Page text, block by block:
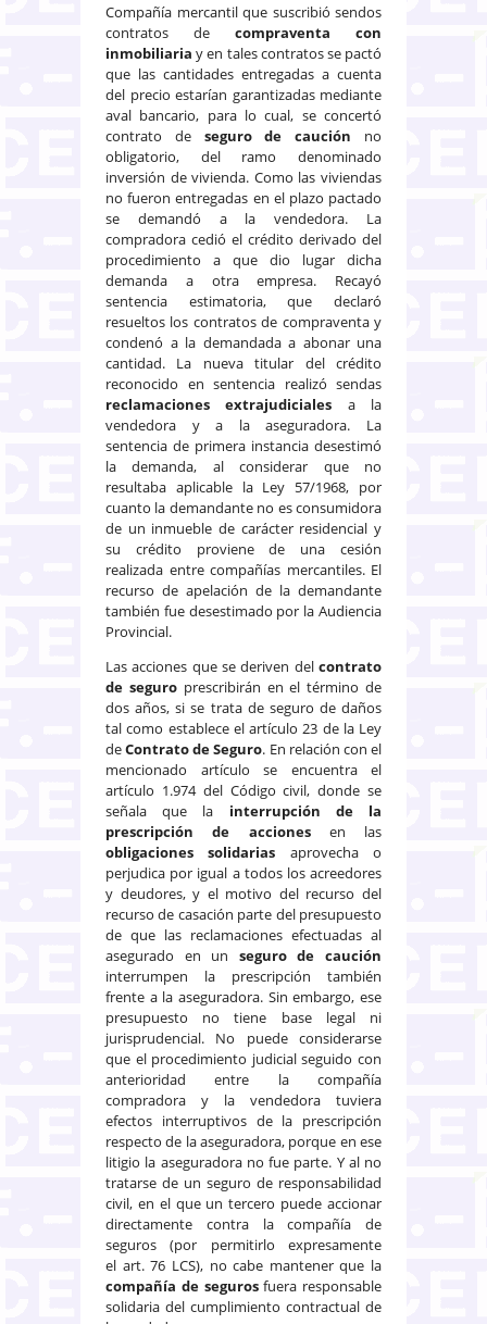
Compañía mercantil que suscribió sendos
contratos de compraventa con
inmobiliaria y en tales contratos se pactó
que las cantidades entregadas a cuenta
del precio estarían garantizadas mediante
aval bancario, para lo cual, se concertó
contrato de seguro de caución no
obligatorio, del ramo denominado
inversión de vivienda. Como las viviendas
no fueron entregadas en el plazo pactado
se demandó a la vendedora. La
compradora cedió el crédito derivado del
procedimiento a que dio lugar dicha
demanda a otra empresa. Recayó
sentencia estimatoria, que declaró
resueltos los contratos de compraventa y
condenó a la demandada a abonar una
cantidad. La nueva titular del crédito
reconocido en sentencia realizó sendas
reclamaciones extrajudiciales a la
vendedora y a la aseguradora. La
sentencia de primera instancia desestimó
la demanda, al considerar que no
resultaba aplicable la Ley 57/1968, por
cuanto la demandante no es consumidora
de un inmueble de carácter residencial y
su crédito proviene de una cesión
realizada entre compañías mercantiles. El
recurso de apelación de la demandante
también fue desestimado por la Audiencia
Provincial.
Las acciones que se deriven del contrato
de seguroprescribirán en el término de
dos años, si se trata de seguro de daños
tal como establece el artículo 23 de la Ley
deContrato de Seguro. En relación con el
mencionado artículo se encuentra el
artículo 1.974 del Código civil, donde se
señala que la interrupción de la
prescripción de accionesen las
obligaciones solidarias aprovecha o
perjudica por igual a todos los acreedores
y deudores, y el motivo del recurso del
recurso de casación parte del presupuesto
de que las reclamaciones efectuadas al
asegurado en un seguro de caución
interrumpen la prescripción también
frente a la aseguradora. Sin embargo, ese
presupuesto no tiene base legal ni
jurisprudencial. No puede considerarse
que el procedimiento judicial seguido con
anterioridad entre la compañía
compradora y la vendedora tuviera
efectos interruptivos de la prescripción
respecto de la aseguradora, porque en ese
litigio la aseguradora no fue parte. Y al no
tratarse de un seguro de responsabilidad
civil, en el que un tercero puede accionar
directamente contra la compañía de
seguros (por permitirlo expresamente
el art. 76 LCS), no cabe mantener que la
compañía de segurosfuera responsable
solidaria del cumplimiento contractual de